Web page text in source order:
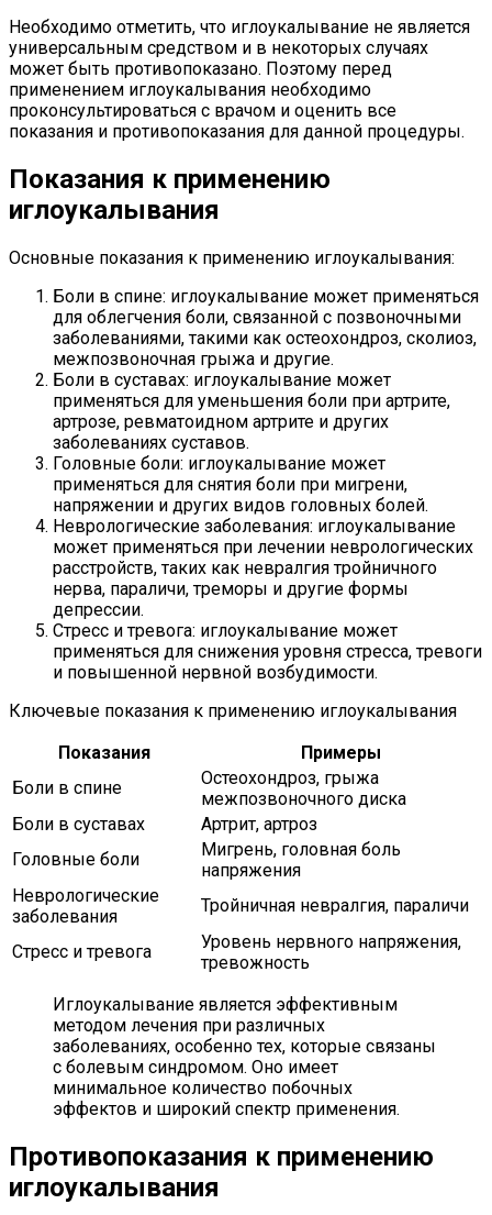
Необходимо отметить, что иглоукалывание не является
универсальным средством и в некоторых случаях
может быть противопоказано. Поэтому перед
применением иглоукалывания необходимо
проконсультироваться с врачом и оценить все
показания и противопоказания для данной процедуры.
Показания к применению
иглоукалывания
Основные показания к применению иглоукалывания:
Боли в спине: иглоукалывание может применяться
для облегчения боли, связанной с позвоночными
заболеваниями, такими как остеохондроз, сколиоз,
межпозвоночная грыжа и другие.
Боли в суставах: иглоукалывание может
применяться для уменьшения боли при артрите,
артрозе, ревматоидном артрите и других
заболеваниях суставов.
Головные боли: иглоукалывание может
применяться для снятия боли при мигрени,
напряжении и других видов головных болей.
Неврологические заболевания: иглоукалывание
может применяться при лечении неврологических
расстройств, таких как невралгия тройничного
нерва, параличи, треморы и другие формы
депрессии.
Стресс и тревога: иглоукалывание может
применяться для снижения уровня стресса, тревоги
и повышенной нервной возбудимости.
Ключевые показания к применению иглоукалывания
Показания
Примеры
Боли в спине
Остеохондроз, грыжа
межпозвоночного диска
Боли в суставах
Артрит, артроз
Головные боли
Мигрень, головная боль
напряжения
Неврологические
заболевания
Тройничная невралгия, параличи
Стресс и тревога
Уровень нервного напряжения,
тревожность
Иглоукалывание является эффективным
методом лечения при различных
заболеваниях, особенно тех, которые связаны
с болевым синдромом. Оно имеет
минимальное количество побочных
эффектов и широкий спектр применения.
Противопоказания к применению
иглоукалывания